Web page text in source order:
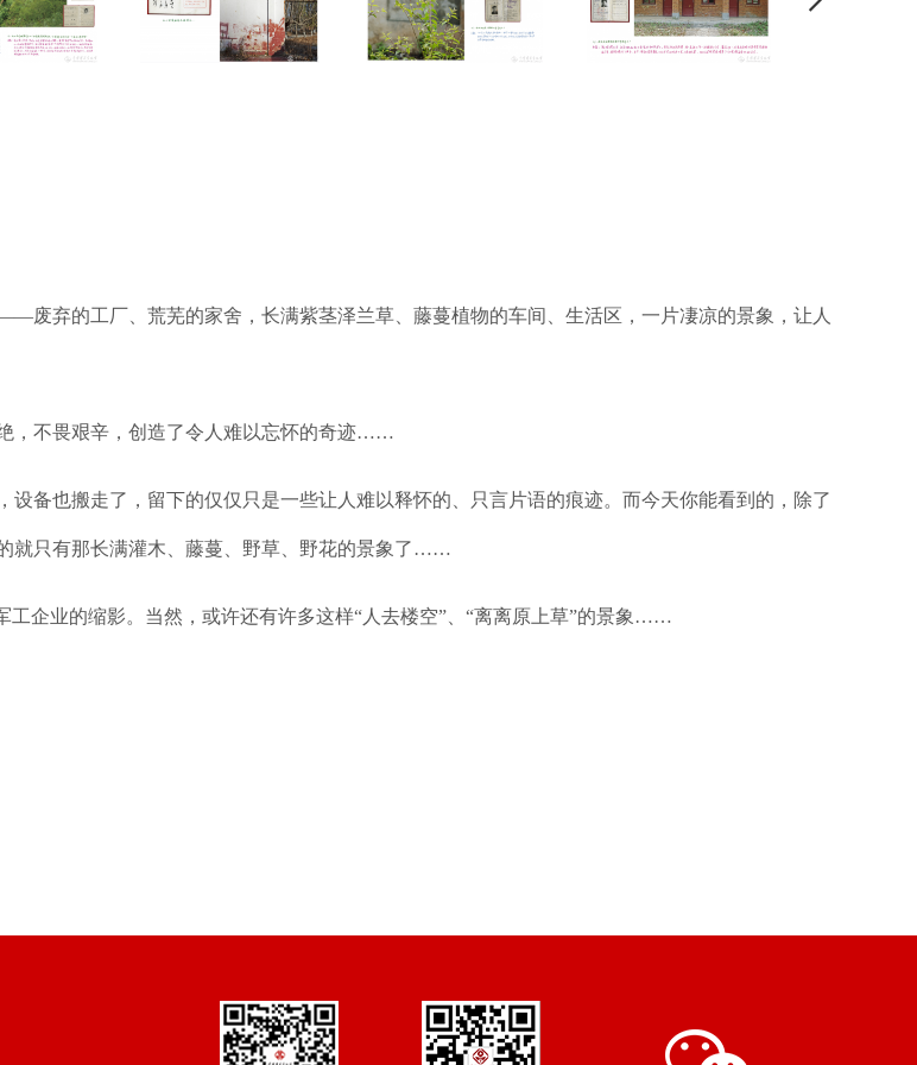
废弃的工厂、荒芜的家舍，长满紫茎泽兰草、藤蔓植物的车间、生活区，一片凄凉的景象，让人
，不畏艰辛，创造了令人难以忘怀的奇迹……
备也搬走了，留下的仅仅只是一些让人难以释怀的、只言片语的痕迹。而今天你能看到的，除了
就只有那长满灌木、藤蔓、野草、野花的景象了……
企业的缩影。当然，或许还有许多这样“人去楼空”、“离离原上草”的景象……